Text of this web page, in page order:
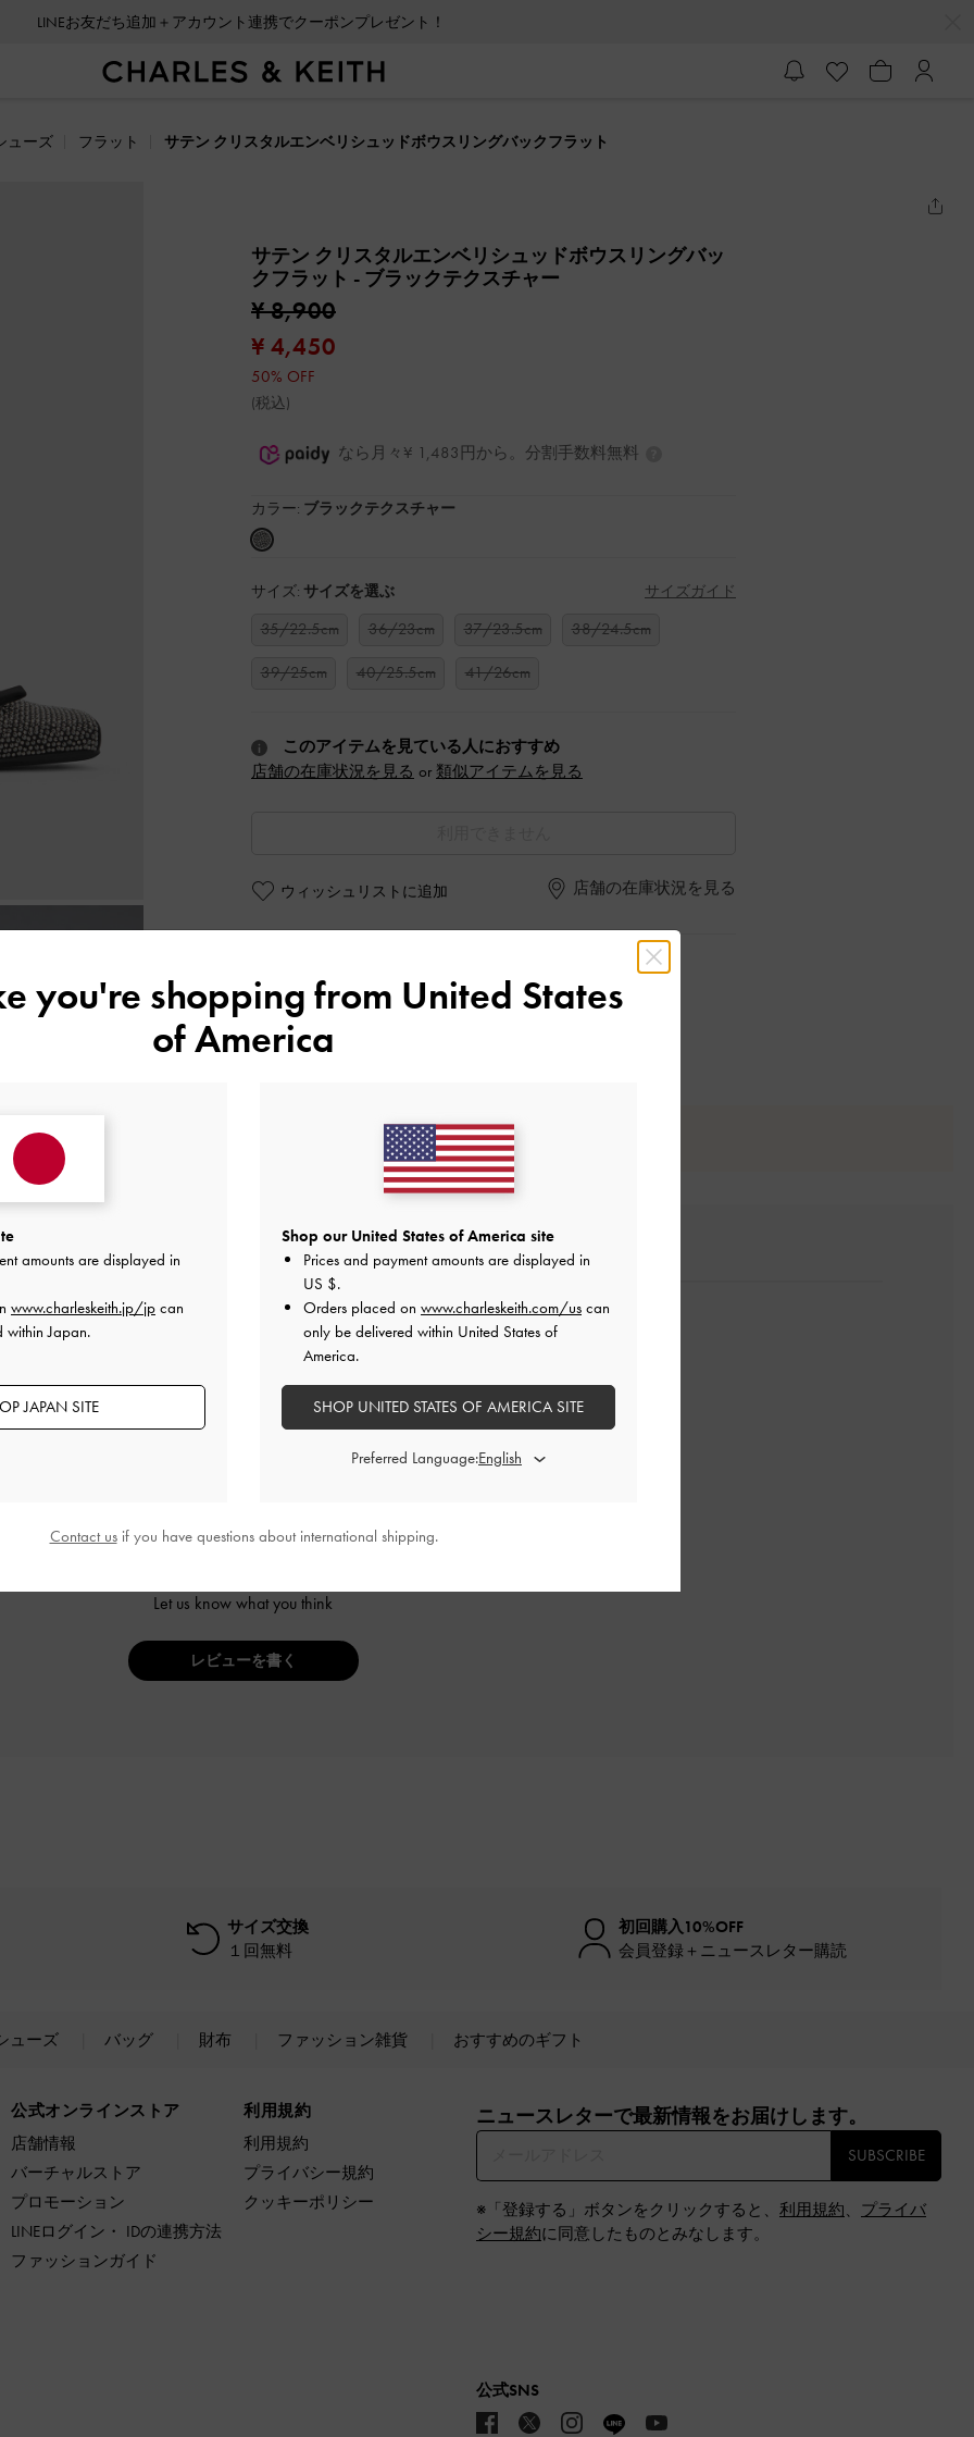
LINEお友だち追加＋アカウント連携でクーポンプレゼント！
ューズ フラット サテン クリスタルエンベリシュッドボウスリングバックフラット
サテン クリスタルエンベリシュッドボウスリングバッ
クフラット - ブラックテクスチャー
¥ 8,900
¥ 4,450
50% OFF
(税込)
なら月々¥ 1,483円から。分割手数料無料
カラー: ブラックテクスチャー
サイズ: サイズを選ぶ サイズガイド
35/22.5cm 36/23cm 37/23.5cm
38/24.5cm
39/25cm
40/25.5cm 41/26cm
このアイテムを見ている人におすすめ
店舗の在庫状況を見る or 類似アイテムを見る
ウィッシュリストに追加 店舗の在庫状況を見る
特典
配送 & 返品
レビューは購入した方のみ投稿ができます。
ご感想をお聞かせください
Let us know what you think
レビューを書く
サイズ交換
１回無料
初回購入10%OFF
会員登録＋ニュースレター購読
ューズ バッグ 財布 ファッション雑貨 おすすめのギフト
公式オンラインストア
店舗情報
バーチャルストア
プロモーション
LINEログイン・ IDの連携方法
ファッションガイド
利用規約
利用規約
プライバシー規約
クッキーポリシー
ニュースレターで最新情報をお届けします。​
SUBSCRIBE
※「登録する」ボタンをクリックすると、 利用規約、 プライバ
シー規約に同意したものとみなします。
公式SNS
you're shopping from United States
of America
amounts are displayed in
www.charleskeith.jp/jp can
within Japan.
JAPAN SITE
Shop our United States of America site
Prices and payment amounts are displayed in
US $.
Orders placed on www.charleskeith.com/us can
only be delivered within United States of
America.
SHOP UNITED STATES OF AMERICA SITE
Preferred Language:
Contact usif you have questions about international shipping.